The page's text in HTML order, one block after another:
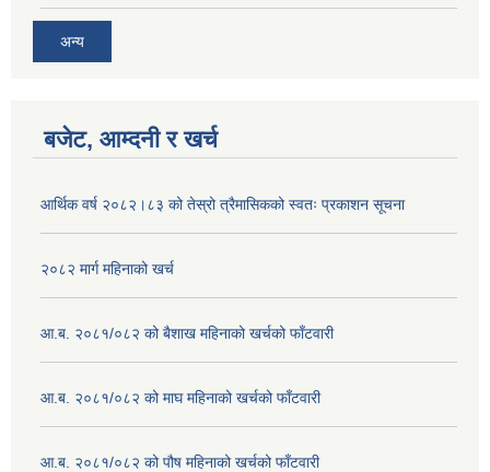
अन्य
बजेट, आम्दनी र खर्च
आर्थिक वर्ष २०८२।८३ को तेस्रो त्रैमासिकको स्वतः प्रकाशन सूचना
२०८२ मार्ग महिनाको खर्च
आ.ब. २०८१/०८२ को बैशाख महिनाको खर्चको फाँटवारी
आ.ब. २०८१/०८२ को माघ महिनाको खर्चको फाँटवारी
आ.ब. २०८१/०८२ को पौष महिनाको खर्चको फाँटवारी